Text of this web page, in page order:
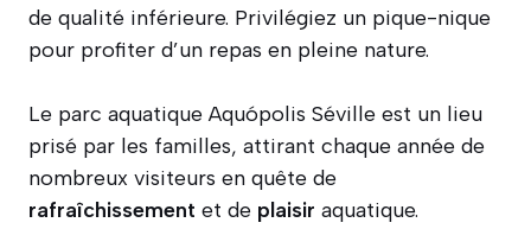
de qualité inférieure. Privilégiez un pique-nique
pour profiter d’un repas en pleine nature.
Le parc aquatique Aquópolis Séville est un lieu
prisé par les familles, attirant chaque année de
nombreux visiteurs en quête de
rafraîchissement et de plaisir aquatique.